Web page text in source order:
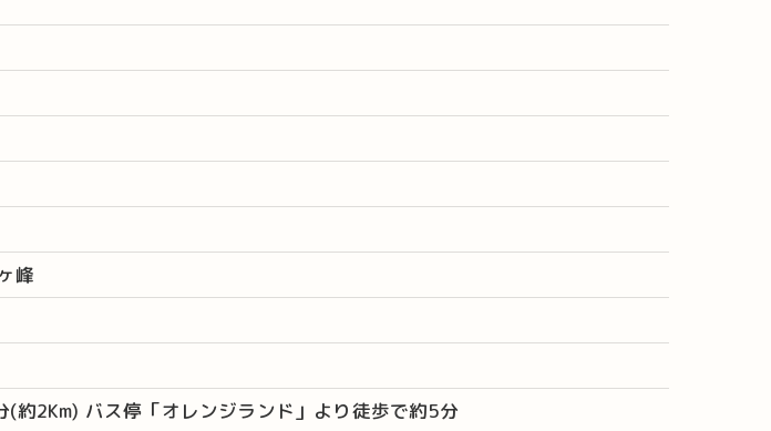
峰
約2Km) バス停「オレンジランド」より徒歩で約5分